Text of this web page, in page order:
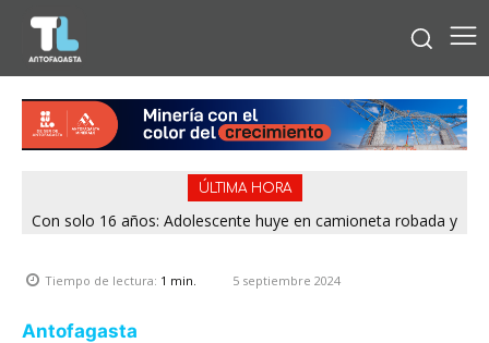
ÚLTIMA HORA
Con solo 16 años: Adolescente huye en camioneta robada y
Tiempo de lectura: 1 min. 5 septiembre 2024
Antofagasta